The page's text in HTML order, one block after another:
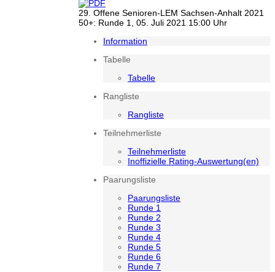
29. Offene Senioren-LEM Sachsen-Anhalt 2021
50+: Runde 1, 05. Juli 2021 15:00 Uhr
Information
Tabelle
Tabelle
Rangliste
Rangliste
Teilnehmerliste
Teilnehmerliste
Inoffizielle Rating-Auswertung(en)
Paarungsliste
Paarungsliste
Runde 1
Runde 2
Runde 3
Runde 4
Runde 5
Runde 6
Runde 7